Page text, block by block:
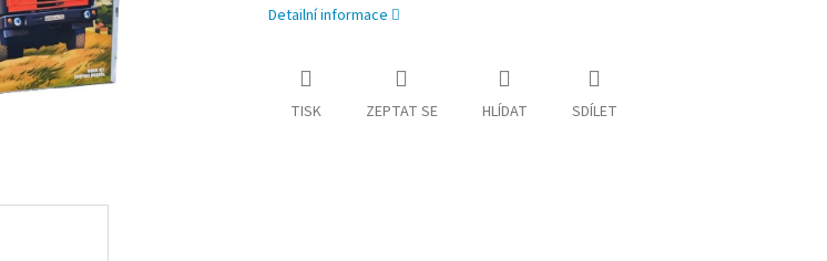
Detailní informace
TISK ZEPTAT SE HLÍDAT SDÍLET